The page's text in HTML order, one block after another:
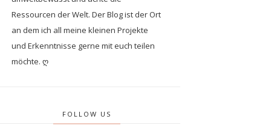
Ressourcen der Welt. Der Blog ist der Ort
an dem ich all meine kleinen Projekte
und Erkenntnisse gerne mit euch teilen
möchte. ღ
FOLLOW US